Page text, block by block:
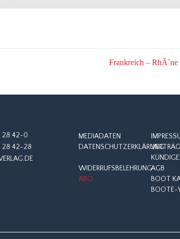
Frankreich – RhÃ´ne
28 42-0
28 42-28
MEDIADATEN
DATENSCHUTZERKLÄRUNG
WIDERRUFSBELEHRUNGAGB
ABO
BOOT
BOOTE-